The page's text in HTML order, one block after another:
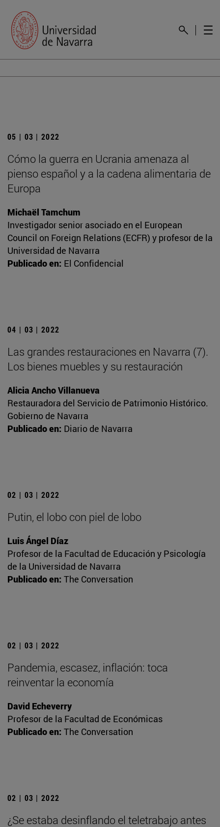
05 | 03 | 2022
Cómo la guerra en Ucrania amenaza al
pienso español y a la cadena alimentaria de
Europa
Michaël Tamchum
Investigador senior asociado en el European
Council on Foreign Relations (ECFR) y profesor de la
Universidad de Navarra
Publicado en: El Confidencial
04 | 03 | 2022
Las grandes restauraciones en Navarra (7).
Los bienes muebles y su restauración
Alicia Ancho Villanueva
Restauradora del Servicio de Patrimonio Histórico.
Gobierno de Navarra
Publicado en: Diario de Navarra
02 | 03 | 2022
Putin, el lobo con piel de lobo
Luis Ángel Díaz
Profesor de la Facultad de Educación y Psicología
de la Universidad de Navarra
Publicado en: The Conversation
02 | 03 | 2022
Pandemia, escasez, inflación: toca
reinventar la economía
David Echeverry
Profesor de la Facultad de Económicas
Publicado en: The Conversation
02 | 03 | 2022
¿Se estaba desinflando el teletrabajo antes